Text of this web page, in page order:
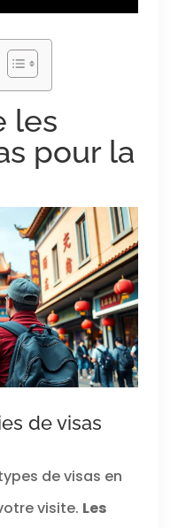
les
pour la
de visas
de visas en
visite. Les